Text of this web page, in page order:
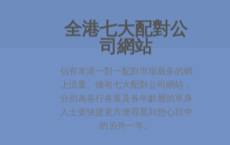
全港七大配對公
司網站
佔有本港一對一配對市場最多的網
上流量。擁有七大配對公司網站，
分別為各行各業及各年齡層的單身
人士更快捷更方便尋覓到您心目中
的另外一半。